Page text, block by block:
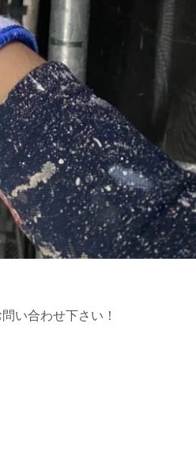
い合わせ下さい！